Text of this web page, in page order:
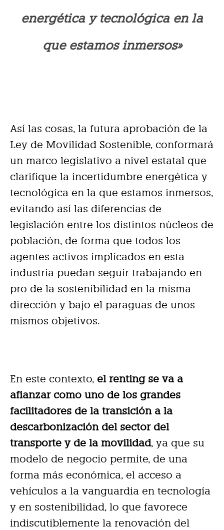
energética y tecnológica en la
que estamos inmersos»
Así las cosas, la futura aprobación de la
Ley de Movilidad Sostenible, conformará
un marco legislativo a nivel estatal que
clarifique la incertidumbre energética y
tecnológica en la que estamos inmersos,
evitando así las diferencias de
legislación entre los distintos núcleos de
población, de forma que todos los
agentes activos implicados en esta
industria puedan seguir trabajando en
pro de la sostenibilidad en la misma
dirección y bajo el paraguas de unos
mismos objetivos.
En este contexto, el renting se va a
afianzar como uno de los grandes
facilitadores de la transición a la
descarbonización del sector del
transporte y de la movilidad, ya que su
modelo de negocio permite, de una
forma más económica, el acceso a
vehículos a la vanguardia en tecnología
y en sostenibilidad, lo que favorece
indiscutiblemente la renovación del